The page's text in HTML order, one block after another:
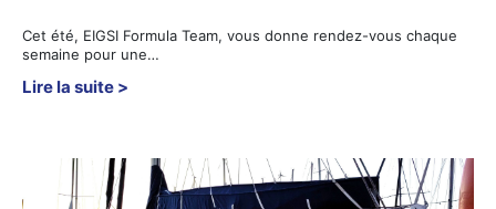
Cet été, EIGSI Formula Team, vous donne rendez-vous chaque
semaine pour une…
Lire la suite